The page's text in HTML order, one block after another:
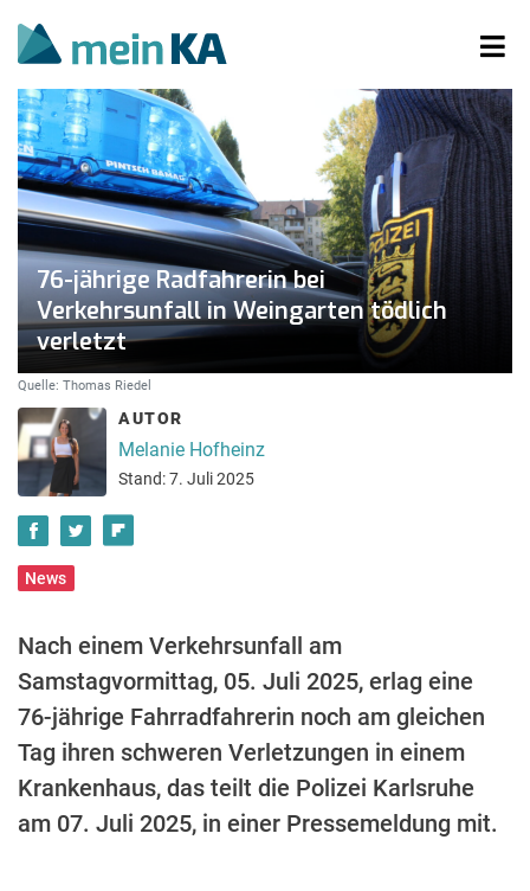
76-jährige Radfahrerin bei
Verkehrsunfall in Weingarten tödlich
verletzt
Quelle: Thomas Riedel
AUTOR
Melanie Hofheinz
Stand: 7. Juli 2025
News
Nach einem Verkehrsunfall am
Samstagvormittag, 05. Juli 2025, erlag eine
76-jährige Fahrradfahrerin noch am gleichen
Tag ihren schweren Verletzungen in einem
Krankenhaus, das teilt die Polizei Karlsruhe
am 07. Juli 2025, in einer Pressemeldung mit.